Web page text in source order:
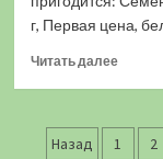
(Лучшая
цена)
г, Первая цена,
Читать далее
Назад 1 2